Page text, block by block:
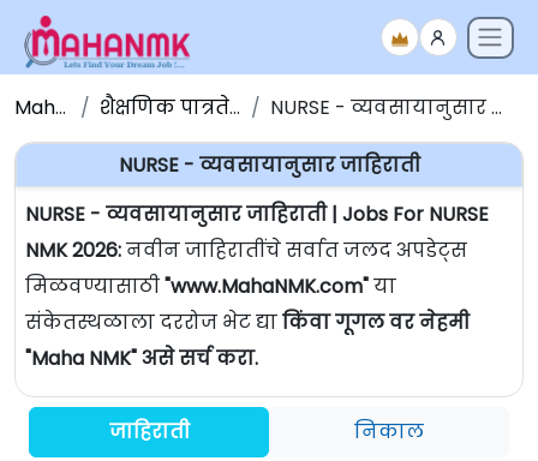
Maha NMK शैक्षणिक पात्रतेनुसार जाहिराती NURSE - व्यवसायानुसार जाहिराती | Jobs For NURSE
NURSE - व्यवसायानुसार जाहिराती
NURSE - व्यवसायानुसार जाहिराती | Jobs For NURSE
NMK 2026:नवीन जाहिरातींचे सर्वात जलद अपडेट्स
मिळवण्यासाठी"www.MahaNMK.com"या
संकेतस्थळाला दररोज भेट द्याकिंवा गूगल वर नेहमी
"Maha NMK" असे सर्च करा.
जाहिराती निकाल